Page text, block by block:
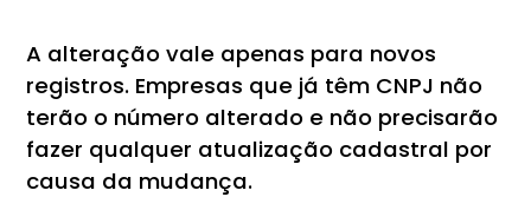
A alteração vale apenas para novos
registros. Empresas que já têm CNPJ não
terão o número alterado e não precisarão
fazer qualquer atualização cadastral por
causa da mudança.